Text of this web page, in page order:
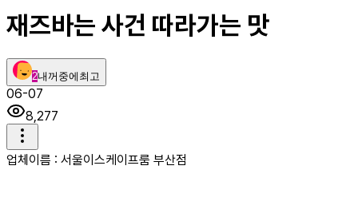
재즈바는 사건 따라가는 맛
2내꺼중에최고
06-07
8,277
업체이름 : 서울이스케이프룸 부산점